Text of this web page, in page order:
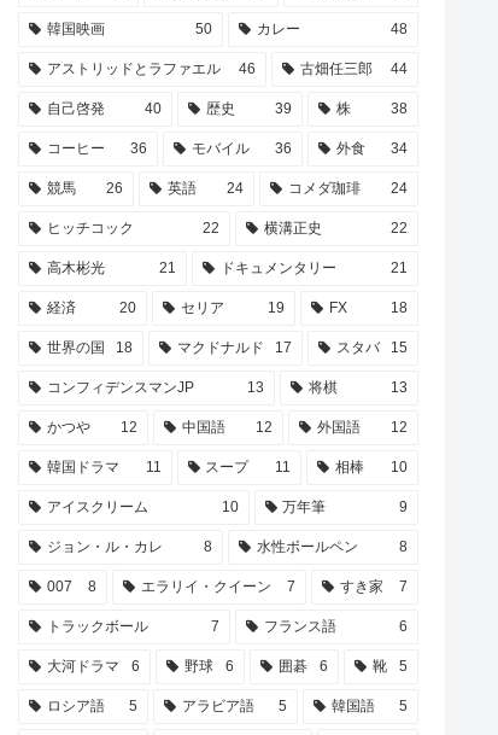
韓国映画 50 カレー 48
アストリッドとラファエル 46 古畑任三郎 44
自己啓発 40 歴史 39 株 38
コーヒー 36 モバイル 36 外食 34
競馬 26 英語 24 コメダ珈琲 24
ヒッチコック 22 横溝正史 22
高木彬光 21 ドキュメンタリー 21
経済 20 セリア 19 FX 18
世界の国 18 マクドナルド 17 スタバ 15
コンフィデンスマンJP 13 将棋 13
かつや 12 中国語 12 外国語 12
韓国ドラマ 11 スープ 11 相棒 10
アイスクリーム 10 万年筆 9
ジョン・ル・カレ 8 水性ボールペン 8
007 8 エラリイ・クイーン 7 すき家 7
トラックボール 7 フランス語 6
大河ドラマ 6 野球 6 囲碁 6 靴 5
ロシア語 5 アラビア語 5 韓国語 5